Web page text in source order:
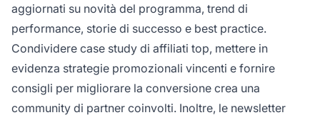
aggiornati su novità del programma, trend di
performance, storie di successo e best practice.
Condividere case study di affiliati top, mettere in
evidenza strategie promozionali vincenti e fornire
consigli per migliorare la conversione crea una
community di partner coinvolti. Inoltre, le newsletter